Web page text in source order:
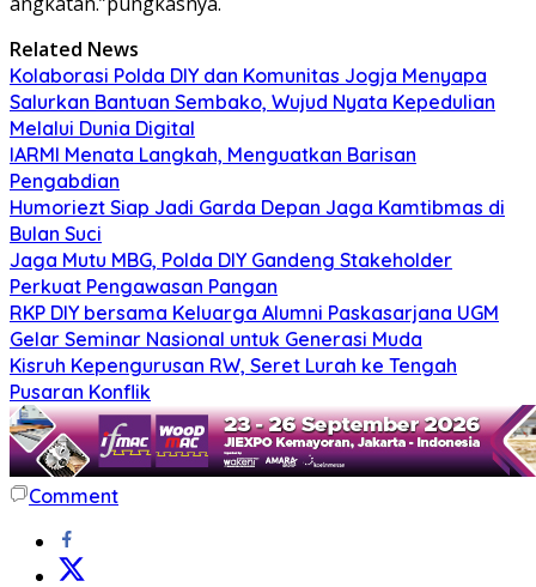
Related News
Kolaborasi Polda DIY dan Komunitas Jogja Menyapa
Salurkan Bantuan Sembako, Wujud Nyata Kepedulian
Melalui Dunia Digital
IARMI Menata Langkah, Menguatkan Barisan
Pengabdian
Humoriezt Siap Jadi Garda Depan Jaga Kamtibmas di
Bulan Suci
Jaga Mutu MBG, Polda DIY Gandeng Stakeholder
Perkuat Pengawasan Pangan
RKP DIY bersama Keluarga Alumni Paskasarjana UGM
Gelar Seminar Nasional untuk Generasi Muda
Kisruh Kepengurusan RW, Seret Lurah ke Tengah
Pusaran Konflik
Comment